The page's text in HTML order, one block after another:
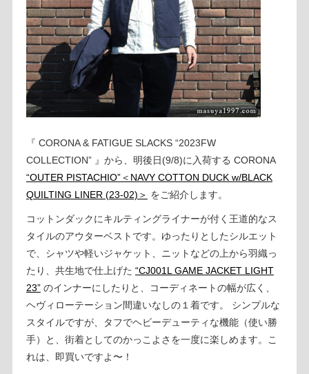
『 CORONA & FATIGUE SLACKS “2023FW
COLLECTION” 』から、明後日(9/8)に入荷する CORONA
“OUTER PISTACHIO”＜NAVY COTTON DUCK w/BLACK
QUILTING LINER (23-02)＞ をご紹介します。
コットンダックにキルティングライナーが付く王道的なス
タイルのアウターベストです。ゆったりとしたシルエット
で、シャツや軽いジャケット、ニットなどの上から羽織っ
たり、共生地で仕上げた “CJ001L GAME JACKET LIGHT
23”のインナーにしたりと、コーディネートの幅が広く、
ヘヴィローテーション間違いなしの１着です。 シンプルな
スタイルですが、タフでヘビーデューティな機能（使い勝
手）と、街着としてのかっこよさを一度に楽しめます。こ
れは、即買いですよ〜！